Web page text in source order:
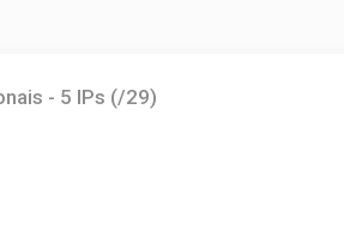
- 5 IPs (/29)